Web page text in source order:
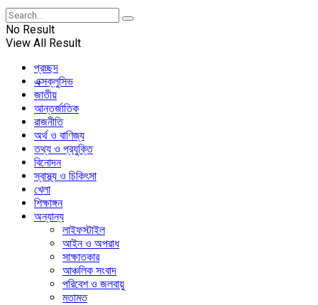
No Result
View All Result
প্রচ্ছদ
এক্সক্লুসিভ
জাতীয়
আন্তর্জাতিক
রাজনীতি
অর্থ ও বাণিজ্য
তথ্য ও প্রযুক্তি
বিনোদন
স্বাস্থ্য ও চিকিৎসা
খেলা
শিক্ষাঙ্গন
অন্যান্য
লাইফস্টাইল
আইন ও অপরাধ
সাক্ষাতকার
আঞ্চলিক সংবাদ
পরিবেশ ও জলবায়ু
মতামত